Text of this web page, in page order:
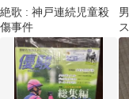
絶歌 : 神戸連続児童殺
傷事件